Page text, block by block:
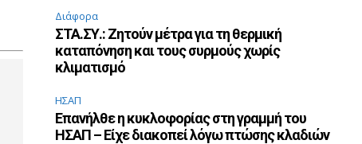
Διάφορα
ΣΤΑ.ΣΥ.: Ζητούν μέτρα για τη θερμική
καταπόνηση και τους συρμούς χωρίς
κλιματισμό
ΗΣΑΠ
Επανήλθε η κυκλοφορίας στη γραμμή του
ΗΣΑΠ – Είχε διακοπεί λόγω πτώσης κλαδιών